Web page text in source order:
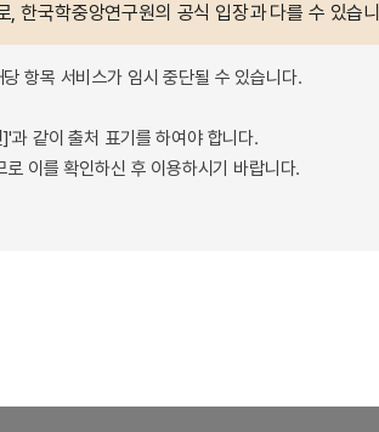
한국학중앙연구원의 공식 입장과 다를 수 있습
항목 서비스가 임시 중단될 수 있습니다.
과 같이 출처 표기를 하여야 합니다.
이를 확인하신 후 이용하시기 바랍니다.